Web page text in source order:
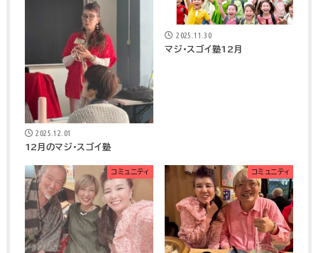
2025.12.01
12月のマジ・スゴイ塾
2025.11.30
マジ・スゴイ塾12月
コミュニティ コミュニティ